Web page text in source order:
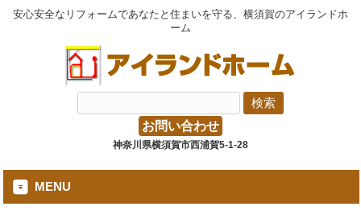
安心安全なリフォームであなたと住まいを守る、横須賀のアイランドホ
ーム
お問い合わせ
神奈川県横須賀市西浦賀5-1-28
MENU